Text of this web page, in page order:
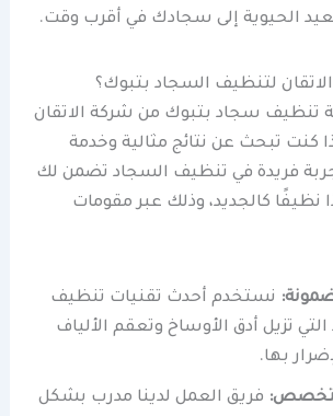
نعيد الحيوية إلى سجادك في أقرب وقت.
الاتقان لتنظيف السجاد بتبوك؟
تنظيف سجاد بتبوك من شركة الاتقان
كنت تبحث عن نتائج مثالية وخدمة
فريدة في تنظيف السجاد تضمن لك
نظيفًا كالجديد، وذلك عبر مقومات
نستخدم أحدث تقنيات تنظيف
تزيل أدق الأوساخ وتعقم الألياف
بها.
فريق العمل لدينا مدرب بشكل